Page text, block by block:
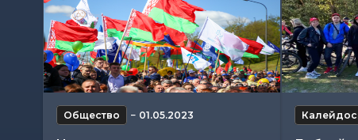
Общество − 01.05.2023